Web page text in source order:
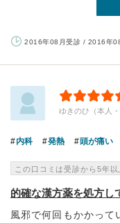
2016年08月受診 / 2016年
ゆきのひ（本人
内科 発熱 頭が痛い
この口コミは受診から5年以
的確な漢方薬を処方し
風邪で何回もかかって